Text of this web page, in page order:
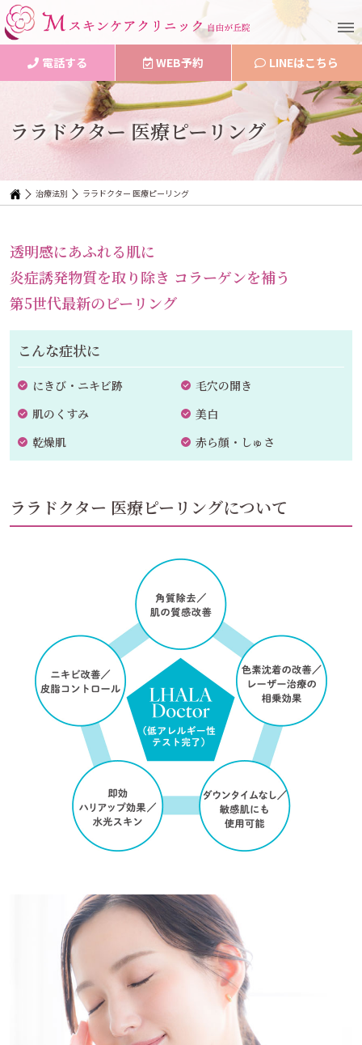
電話する WEB予約 LINEはこちら
ララドクター 医療ピーリング
治療法別 ララドクター 医療ピーリング
透明感にあふれる肌に
炎症誘発物質を取り除き コラーゲンを補う
第5世代最新のピーリング
こんな症状に
にきび・ニキビ跡
毛穴の開き
肌のくすみ
美白
乾燥肌
赤ら顔・しゅさ
ララドクター 医療ピーリングについて